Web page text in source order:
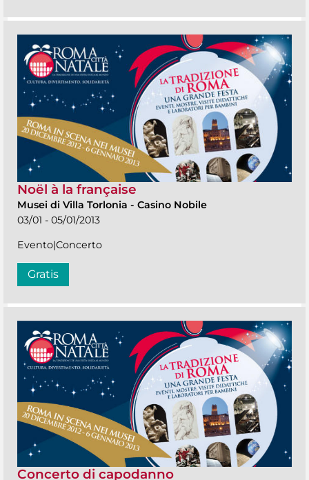
Noël à la française
Musei di Villa Torlonia - Casino Nobile
03/01 - 05/01/2013
Evento|Concerto
Gratis
Concerto di capodanno